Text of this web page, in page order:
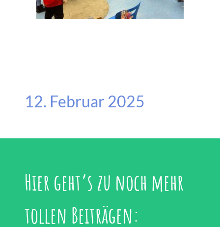
12. Februar 2025
Hier geht’s zu noch mehr
tollen Beiträgen: